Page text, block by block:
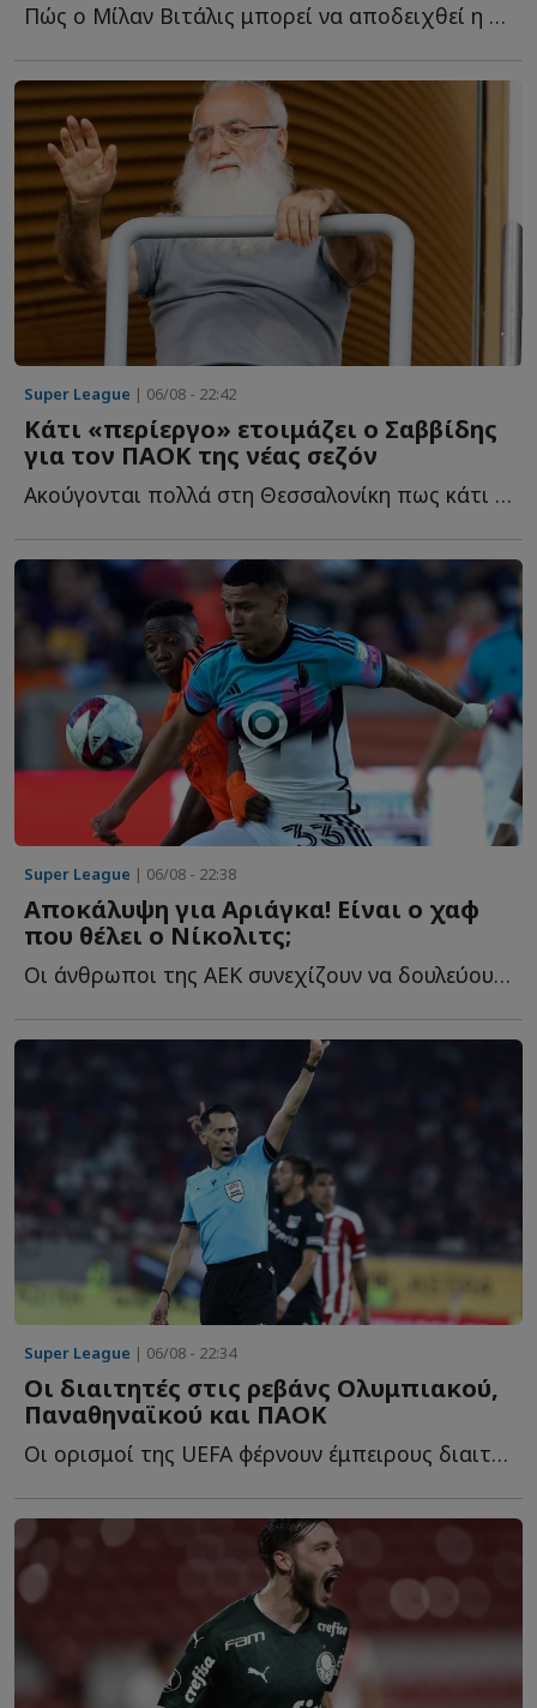
Πώς ο Μίλαν Βιτάλις μπορεί να αποδειχθεί η μεταγραφή τ...
Super League | 06/08 - 22:42
Κάτι «περίεργο» ετοιμάζει ο Σαββίδης
για τον ΠΑΟΚ της νέας σεζόν
Ακούγονται πολλά στη Θεσσαλονίκη πως κάτι «περίεργο» ε...
Super League | 06/08 - 22:38
Αποκάλυψη για Αριάγκα! Είναι ο χαφ
που θέλει ο Νίκολιτς;
Οι άνθρωποι της ΑΕΚ συνεχίζουν να δουλεύουν και στα υ...
Super League | 06/08 - 22:34
Οι διαιτητές στις ρεβάνς Ολυμπιακού,
Παναθηναϊκού και ΠΑΟΚ
Οι ορισμοί της UEFA φέρνουν έμπειρους διαιτητές στις ε...